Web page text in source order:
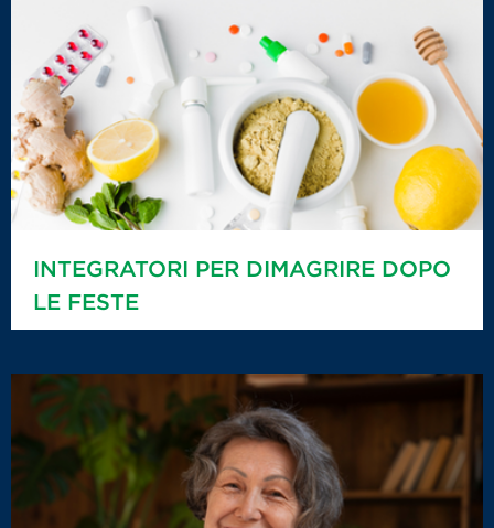
INTEGRATORI PER DIMAGRIRE DOPO
LE FESTE